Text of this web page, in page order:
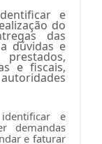
e
do
das
dúvidas e
e fiscais,
e
demandas
e faturar